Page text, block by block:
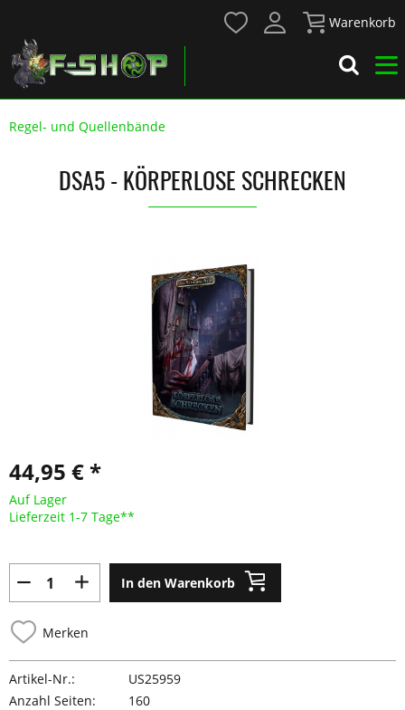
Warenkorb
Regel- und Quellenbände
DSA5 - KÖRPERLOSE SCHRECKEN
44,95 € *
Auf Lager
Lieferzeit 1-7 Tage**
In den Warenkorb
Merken
Artikel-Nr.:
US25959
Anzahl Seiten:
160